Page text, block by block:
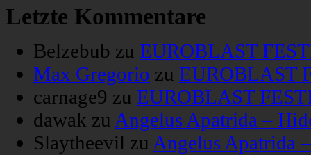
Letzte Kommentare
Belzebub zu EUROBLAST
Max Gregorio zu EUROBLAST
carnage9 zu EUROBLAST
dawak zu Angelus Apatrida –
Slaytheevil zu Angelus Apatrida